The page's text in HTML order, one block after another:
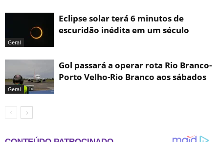
Geral
Eclipse solar terá 6 minutos de
escuridão inédita em um século
Geral
Gol passará a operar rota Rio Branco-
Porto Velho-Rio Branco aos sábados